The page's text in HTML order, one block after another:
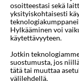
Kartta
osoitteestasi sekä
yksityiskohtaisesti
Hylkääminen voi
käytettävyyteen.
Jotkin
suostumusta, jos
tätä tai muuttaa
välilehdellä.